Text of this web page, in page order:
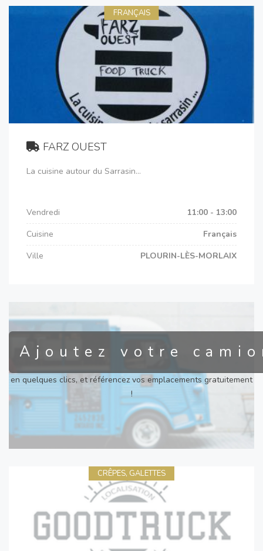
FRANÇAIS
FARZ OUEST
La cuisine autour du Sarrasin...
Vendredi
11:00 - 13:00
Cuisine
Français
Ville
PLOURIN-LÈS-MORLAIX
Ajoutez votre
en quelques clics, et référencez vos emplacements gratuitement
!
CRÊPES, GALETTES